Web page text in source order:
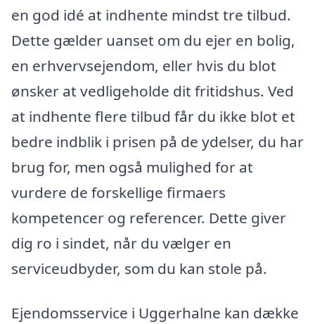
en god idé at indhente mindst tre tilbud.
Dette gælder uanset om du ejer en bolig,
en erhvervsejendom, eller hvis du blot
ønsker at vedligeholde dit fritidshus. Ved
at indhente flere tilbud får du ikke blot et
bedre indblik i prisen på de ydelser, du har
brug for, men også mulighed for at
vurdere de forskellige firmaers
kompetencer og referencer. Dette giver
dig ro i sindet, når du vælger en
serviceudbyder, som du kan stole på.
Ejendomsservice i Uggerhalne kan dække